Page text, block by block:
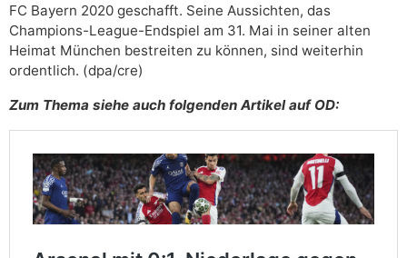
FC Bayern 2020 geschafft. Seine Aussichten, das
Champions-League-Endspiel am 31. Mai in seiner alten
Heimat München bestreiten zu können, sind weiterhin
ordentlich. (dpa/cre)
Zum Thema siehe auch folgenden Artikel auf OD: